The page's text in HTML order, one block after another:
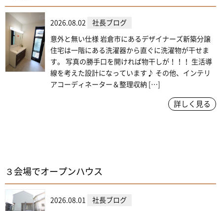
2026.08.02 社長ブログ
意外と無い仕様 岩倉市にあるデザイナーズ新築分譲
住宅は一階にある洗濯器から直ぐに洗濯物が干せま
す。 写真の勝手口を開ければ物干しが！！！ 生活導
線を考えた設計になっています♪ その他、インテリ
アコーディネーター＆整理収納 […]
詳しく見る
３会場でオープンハウス
2026.08.01 社長ブログ